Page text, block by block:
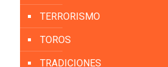
TERRORISMO
TOROS
TRADICIONES